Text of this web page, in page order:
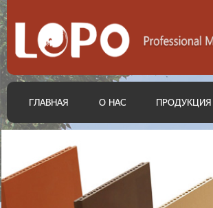
ГЛАВНАЯ О НАС ПРОДУКЦИЯ